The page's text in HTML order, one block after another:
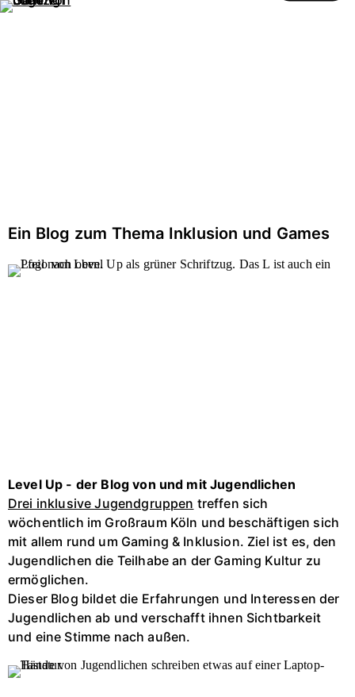
Zum
Zur
öffnen
Ein Blog zum Thema Inklusion und Games
Level Up - der Blog von und mit Jugendlichen
Drei inklusive Jugendgruppen treffen sich
wöchentlich im Großraum Köln und beschäftigen sich
mit allem rund um Gaming & Inklusion. Ziel ist es, den
Jugendlichen die Teilhabe an der Gaming Kultur zu
ermöglichen.
Dieser Blog bildet die Erfahrungen und Interessen der
Jugendlichen ab und verschafft ihnen Sichtbarkeit
und eine Stimme nach außen.